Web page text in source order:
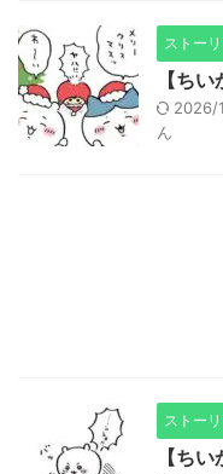
ストー
【ち
2026/
ん
ストー
【ち